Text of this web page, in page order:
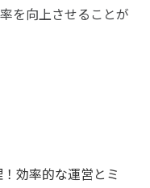
を向上させることが
効率的な運営とミ